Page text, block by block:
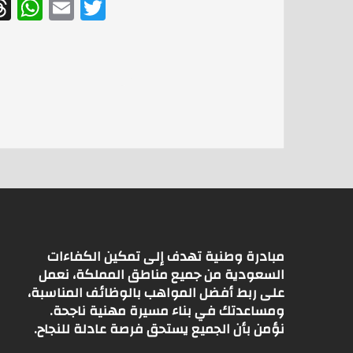
T
E
W
مبادرة وطنية تهدف إلى تمكين الكفاءات
السعودية من جميع مناطق المملكة، نعمل
على ربط أفضل المواهب بالوظائف المناسبة،
ومساعدتك في بناء مسيرة مهنية ناجحة.
نؤمن بأن الجميع يستحق فرصة عادلة للنجاح.